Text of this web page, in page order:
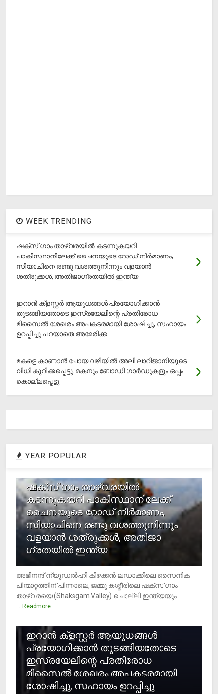
WEEK TRENDING
ഷക്സ് ​ഗാം താഴ്‌വരയിൽ കടന്നുകയറി
പാകിസ്ഥാനിലേക്ക് ചൈനയുടെ റോഡ് നിർമാണം,
സിയാചിനെ രണ്ടു വശത്തുനിന്നും വളയാൻ
ശത്രുക്കൾ, അതിജാ​ഗ്രതയിൽ ഇന്ത്യ
ഇറാന്‍ ക്‌ളസ്റ്റര്‍ ആയുധങ്ങള്‍ പ്രയോഗിക്കാന്‍
തുടങ്ങിയതോടെ ഇസ്രയേലിന്റെ പ്രതിരോധ
മിസൈല്‍ ശേഖരം അപകടരമായി ശോഷിച്ചു, സഹായം
ഉറപ്പിച്ചു പറയാതെ അമേരിക്ക
മകളെ കാണാന്‍ പോയ വഴിയില്‍ അലി ലാറിജാനിയുടെ
വിധി കുറിക്കപ്പെട്ടു, മകനും ബോഡി ഗാര്‍ഡുകളും ഒപ്പം
കൊല്ലപ്പെട്ടു
YEAR POPULAR
ഷക്സ് ​ഗാം താഴ്‌വരയിൽ
കടന്നുകയറി പാകിസ്ഥാനിലേക്ക്
ചൈനയുടെ റോഡ് നിർമാണം,
സിയാചിനെ രണ്ടു വശത്തുനിന്നും
വളയാൻ ശത്രുക്കൾ, അതിജാ​
ഗ്രതയിൽ ഇന്ത്യ
അഭിനന്ദ് ന്യൂഡൽഹി കിഴക്കൻ ലഡാക്കിലെ സൈനിക
പിന്മാറ്റത്തിന് പിന്നാലെ, ജമ്മു കശ്മീരിലെ ഷക്സ് ​ഗാം
താഴ്‌വരയെ (Shaksgam Valley) ചൊല്ലി ഇന്ത്യയും
... Readmore
ഇറാന്‍ ക്‌ളസ്റ്റര്‍ ആയുധങ്ങള്‍
പ്രയോഗിക്കാന്‍ തുടങ്ങിയതോടെ
ഇസ്രയേലിന്റെ പ്രതിരോധ
മിസൈല്‍ ശേഖരം അപകടരമായി
ശോഷിച്ചു, സഹായം ഉറപ്പിച്ചു